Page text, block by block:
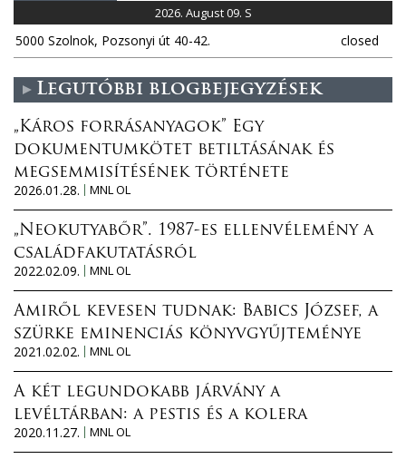
2026. August 09. S
5000 Szolnok, Pozsonyi út 40-42. closed
Legutóbbi blogbejegyzések
„Káros forrásanyagok” Egy
dokumentumkötet betiltásának és
megsemmisítésének története
2026.01.28.
MNL OL
„Neokutyabőr”. 1987-es ellenvélemény a
családfakutatásról
2022.02.09.
MNL OL
Amiről kevesen tudnak: Babics József, a
szürke eminenciás könyvgyűjteménye
2021.02.02.
MNL OL
A két legundokabb járvány a
levéltárban: a pestis és a kolera
2020.11.27.
MNL OL